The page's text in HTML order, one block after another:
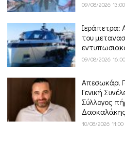
09/08/2026 13:00
Ιεράπετρα:
του
09/08/2026 16:00
Απεσωκάρι
Γενική
Σύλλογος
10/08/2026 11:00